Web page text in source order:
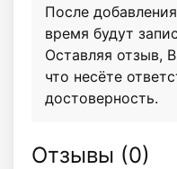
После
время будут
Оставляя отзыв,
что несёте
достоверность.
Отзывы (0)